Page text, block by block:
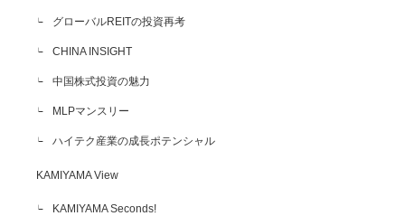
グローバルREITの投資再考
CHINA INSIGHT
中国株式投資の魅力
MLPマンスリー
ハイテク産業の成長ポテンシャル
KAMIYAMA View
KAMIYAMA Seconds!